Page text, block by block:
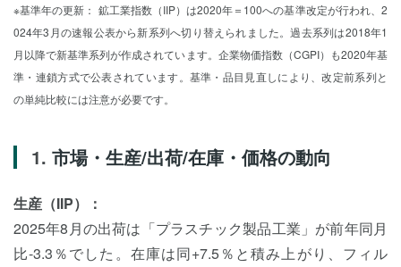
※基準年の更新： 鉱工業指数（IIP）は2020年＝100への基準改定が行われ、2
024年3月の速報公表から新系列へ切り替えられました。過去系列は2018年1
月以降で新基準系列が作成されています。企業物価指数（CGPI）も2020年基
準・連鎖方式で公表されています。基準・品目見直しにより、改定前系列と
の単純比較には注意が必要です。
市場・生産/出荷/在庫・価格の動向
生産（IIP）：
2025年8月の出荷は「プラスチック製品工業」が前年同月
比-3.3％でした。在庫は同+7.5％と積み上がり、フィル